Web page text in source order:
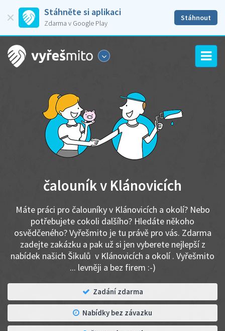
Stáhněte si aplikaci
Zdarma v Google Play
Stáhnout
čalouník v Klánovicích
Máte práci pro čalouníky v Klánovicích a okolí? Nebo
potřebujete cokoli dalšího? Hledáte někoho
osvědčeného? Vyřešmito je tu právě pro vás. Zdarma
zadejte zakázku a pak už si jen vyberete nejlepší z
nabídek našich Šikulů v Klánovicích a okolí . Vyřešmito
... levněji a bez firem :-)
Zadání zdarma
Nabídky bez závazku